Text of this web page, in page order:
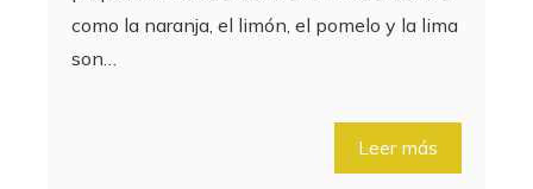
como la naranja, el limón, el pomelo y la lima
son…
Leer más